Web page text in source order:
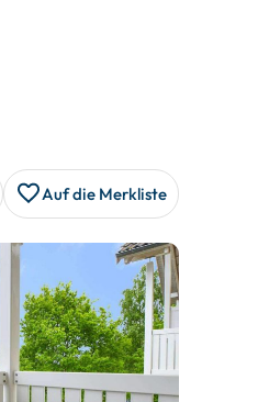
Auf die Merkliste